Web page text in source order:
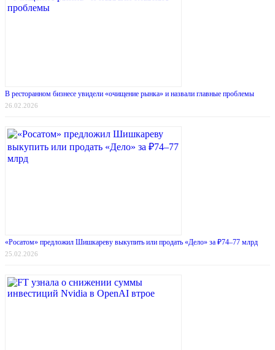
В ресторанном бизнесе увидели «очищение рынка» и назвали главные проблемы
26.02.2026
«Росатом» предложил Шишкареву выкупить или продать «Дело» за ₽74–77 млрд
25.02.2026